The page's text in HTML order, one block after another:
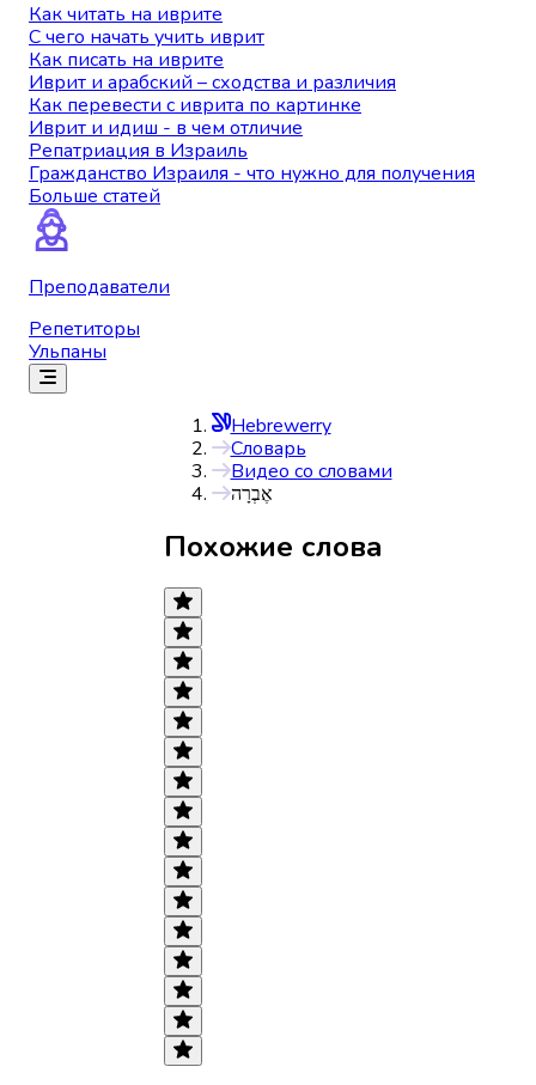
Как читать на иврите
С чего начать учить иврит
Как писать на иврите
Иврит и арабский – сходства и различия
Как перевести с иврита по картинке
Иврит и идиш - в чем отличие
Репатриация в Израиль
Гражданство Израиля - что нужно для получения
Больше статей
Преподаватели
Репетиторы
Ульпаны
Hebrewerry
Словарь
Видео со словами
אֶבְרָה
Похожие слова